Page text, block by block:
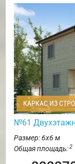
КАРКАС ИЗ
№61
Размер: 6х6 м
Общая площадь: 2